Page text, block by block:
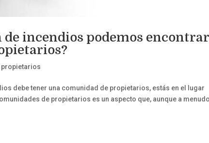
de incendios podemos encontrar
propietarios
debe tener una comunidad de propietarios, estás en el lugar
de propietarios es un aspecto que, aunque a